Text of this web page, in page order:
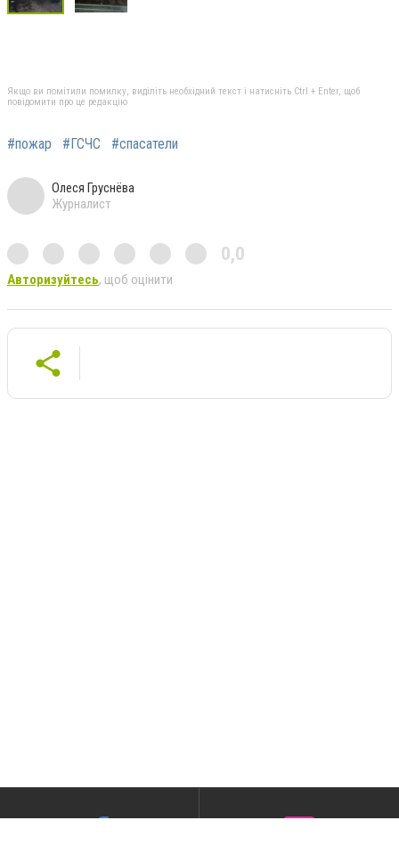
Якщо ви помітили помилку, виділіть необхідний текст і натисніть Ctrl + Enter, щоб
повідомити про це редакцію
#пожар #ГСЧС #спасатели
Олеся Груснёва
Журналист
0,0
Авторизуйтесь, щоб оцінити